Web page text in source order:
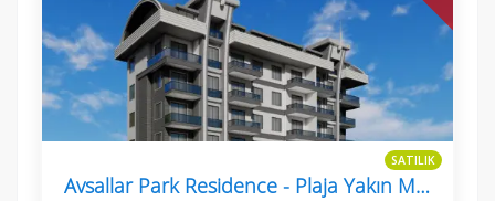
SATILIK
Avsallar Park Residence - Plaja Yakın Modern Daireler